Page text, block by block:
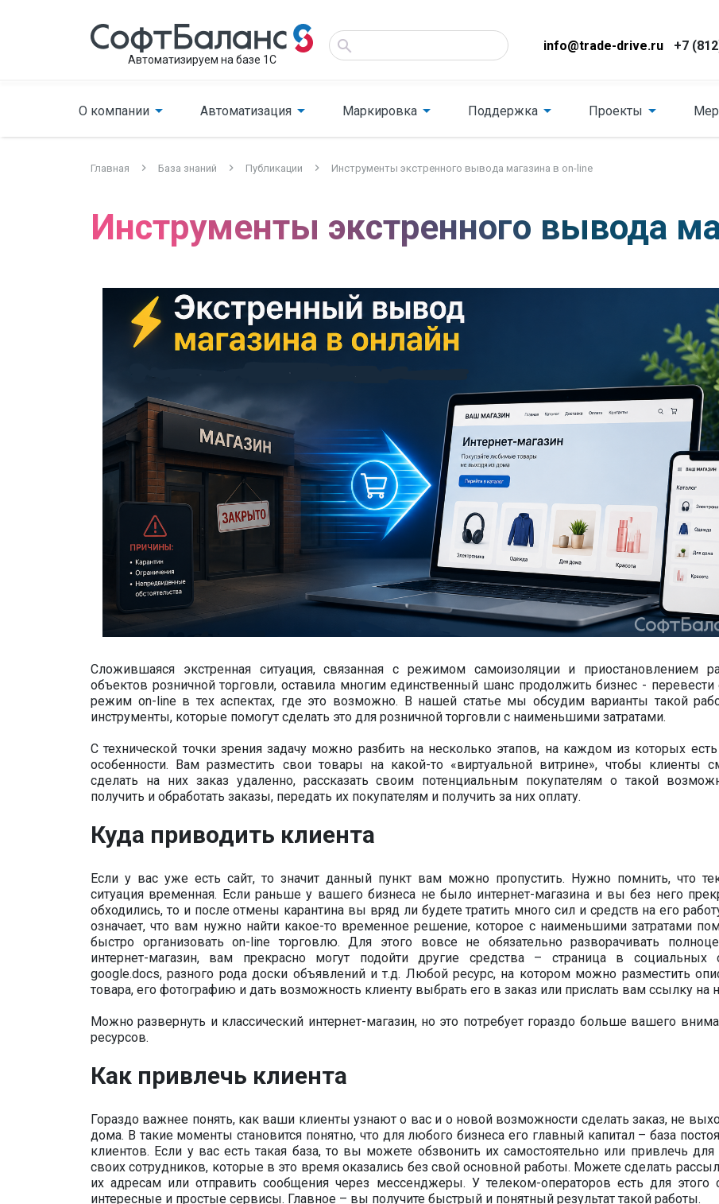
Автоматизируем на базе 1С
info@trade-drive.ru +7
О компании Автоматизация Маркировка Поддержка Проекты
Главная База знаний Публикации Инструменты экстренного вывода магазина в on-line
Инструменты экстренного вывода
Сложившаяся экстренная ситуация, связанная с режимом самоизоляции и приостановлением
объектов розничной торговли, оставила многим единственный шанс продолжить бизнес - перевести
режим on-line в тех аспектах, где это возможно. В нашей статье мы обсудим варианты такой
инструменты, которые помогут сделать это для розничной торговли с наименьшими затратами.
С технической точки зрения задачу можно разбить на несколько этапов, на каждом из которых
особенности. Вам разместить свои товары на какой-то «виртуальной витрине», чтобы клиенты
сделать на них заказ удаленно, рассказать своим потенциальным покупателям о такой
получить и обработать заказы, передать их покупателям и получить за них оплату.
Куда приводить клиента
Если у вас уже есть сайт, то значит данный пункт вам можно пропустить. Нужно помнить, что
ситуация временная. Если раньше у вашего бизнеса не было интернет-магазина и вы без него
обходились, то и после отмены карантина вы вряд ли будете тратить много сил и средств на его
означает, что вам нужно найти какое-то временное решение, которое с наименьшими затратами
быстро организовать on-line торговлю. Для этого вовсе не обязательно разворачивать
интернет-магазин, вам прекрасно могут подойти другие средства – страница в социальных
google.docs, разного рода доски объявлений и т.д. Любой ресурс, на котором можно разместить
товара, его фотографию и дать возможность клиенту выбрать его в заказ или прислать вам ссылку на
Можно развернуть и классический интернет-магазин, но это потребует гораздо больше вашего
ресурсов.
Как привлечь клиента
Гораздо важнее понять, как ваши клиенты узнают о вас и о новой возможности сделать заказ, не
дома. В такие моменты становится понятно, что для любого бизнеса его главный капитал – база
клиентов. Если у вас есть такая база, то вы можете обзвонить их самостоятельно или привлечь для
своих сотрудников, которые в это время оказались без свой основной работы. Можете сделать
их адресам или отправить сообщения через мессенджеры. У телеком-операторов есть для этого
интересные и простые сервисы. Главное – вы получите быстрый и понятный результат такой работы.